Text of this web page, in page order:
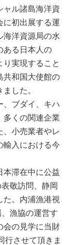
ャル諸島海洋資
に初出展する運
海洋資源局の水
ある日本人の
実現すること
共和国大使館の
した。
、ブダイ、キハ
多くの関連企業
、小売業者やレ
輸入における今
本滞在中に公益
敬訪問、静岡
た。内浦漁港視
漁協の運営す
会の見学に当財
行させて頂きま